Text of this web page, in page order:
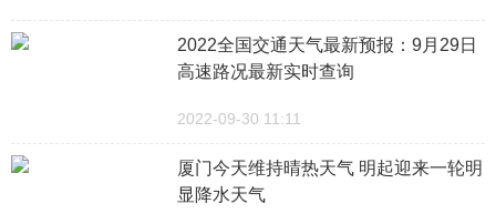
2022全国交通天气最新预报：9月29日
高速路况最新实时查询
2022-09-30 11:11
厦门今天维持晴热天气 明起迎来一轮明
显降水天气